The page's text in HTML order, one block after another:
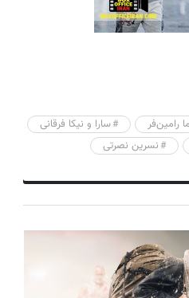
رامین‌فر
سارا و نیکا فرقانی
نسرین نصرتی